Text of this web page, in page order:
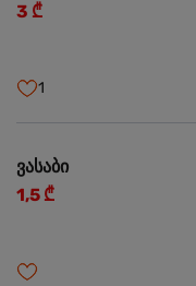
3 ₾
1
ვასაბი
1,5 ₾